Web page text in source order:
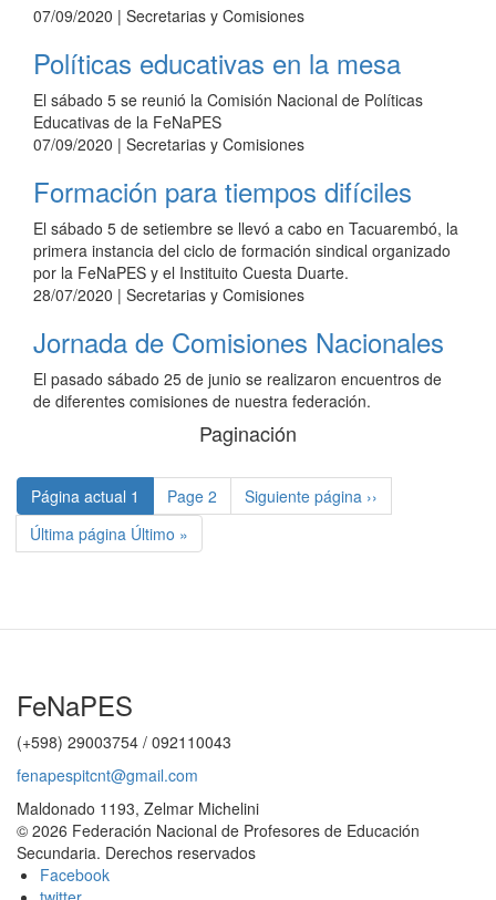
07/09/2020 | Secretarias y Comisiones
Políticas educativas en la mesa
El sábado 5 se reunió la Comisión Nacional de Políticas
Educativas de la FeNaPES
07/09/2020 | Secretarias y Comisiones
Formación para tiempos difíciles
El sábado 5 de setiembre se llevó a cabo en Tacuarembó, la
primera instancia del ciclo de formación sindical organizado
por la FeNaPES y el Instituito Cuesta Duarte.
28/07/2020 | Secretarias y Comisiones
Jornada de Comisiones Nacionales
El pasado sábado 25 de junio se realizaron encuentros de
de diferentes comisiones de nuestra federación.
Paginación
Página actual 1 Page 2 Siguiente página ››
Última página Último »
FeNaPES
(+598) 29003754 / 092110043
fenapespitcnt@gmail.com
Maldonado 1193, Zelmar Michelini
© 2026 Federación Nacional de Profesores de Educación
Secundaria. Derechos reservados
Facebook